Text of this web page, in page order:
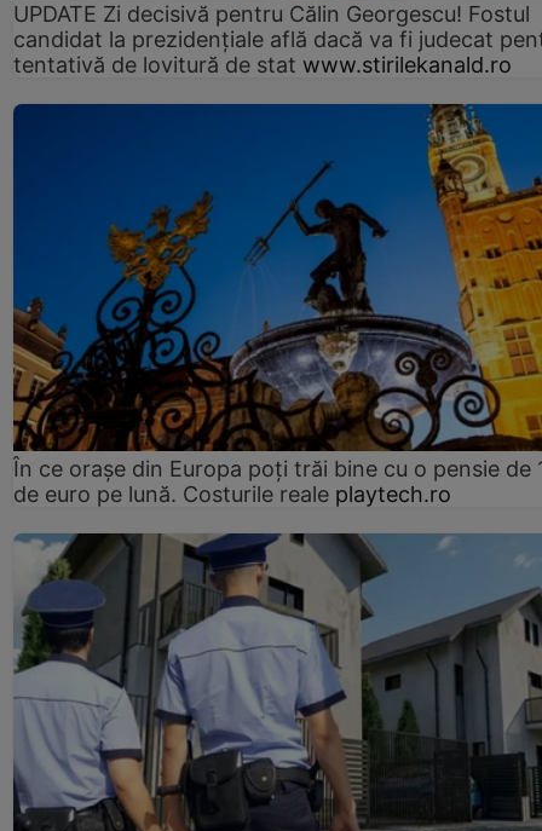
UPDATE Zi decisivă pentru Călin Georgescu! Fostul
candidat la prezidențiale află dacă va fi judecat
tentativă de lovitură de stat www.stirilekanald.ro
În ce orașe din Europa poți trăi bine cu o pensie de
de euro pe lună. Costurile reale playtech.ro